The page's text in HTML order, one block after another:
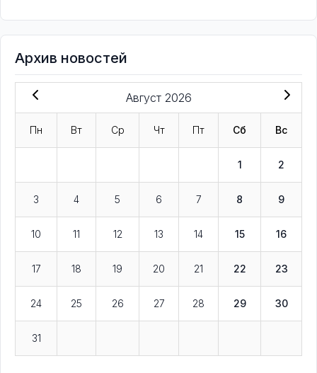
Архив новостей
Август 2026
Пн Вт Ср Чт Пт Сб Вс
1 2
3 4 5 6 7 8 9
10 11 12 13 14 15 16
17 18 19 20 21 22 23
24 25 26 27 28 29 30
31